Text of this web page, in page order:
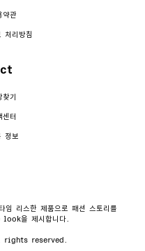
약관
처리방침
찾기
센터
정보
리스한 제품으로 패션 스토리를
look을 제시합니다.
reserved.